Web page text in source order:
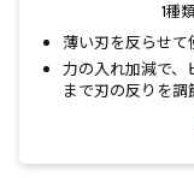
1種
薄い刃を反らせて
力の入れ加減で、
まで刃の反りを調